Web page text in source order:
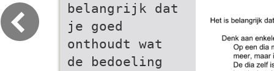
belangrijk dat
je goed
onthoudt wat
de bedoeling